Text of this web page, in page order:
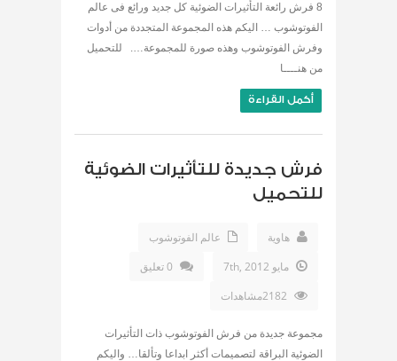
8 فرش رائعة التأثيرات الضوئية كل جديد ورائع فى عالم
الفوتوشوب … اليكم هذه المجموعة المتجددة من أدوات
وفرش الفوتوشوب وهذه صورة للمجموعة…. للتحميل
من هنــــا
أكمل القراءة
فرش جديدة للتأثيرات الضوئية
للتحميل
هاوية
عالم الفوتوشوب
مايو 7th, 2012
0 تعليق
مجموعة جديدة من فرش الفوتوشوب ذات التأثيرات
الضوئية البراقة لتصميمات أكثر ابداعا وتألقا… واليكم